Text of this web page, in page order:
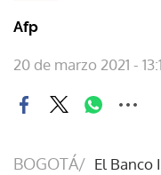
Afp
20 de marzo 2021 -
BOGOTÁ/ El Banco